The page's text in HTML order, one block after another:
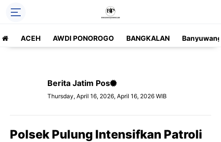
ACEH AWDI PONOROGO BANGKALAN
Berita Jatim Pos
Thursday, April 16, 2026, April 16, 2026 WIB
Polsek Pulung Intensifkan Patroli